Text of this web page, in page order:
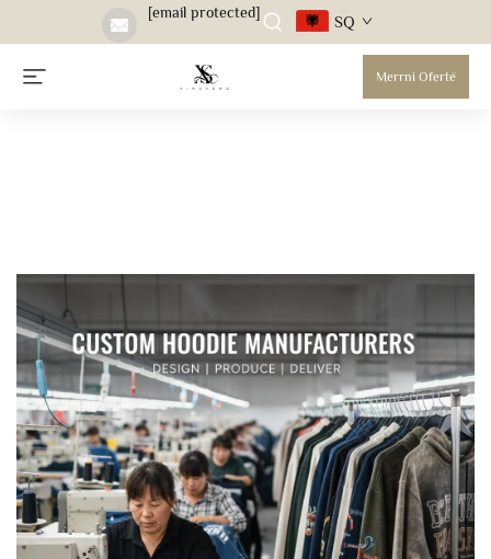
[email protected] SQ
Merrni Ofertë